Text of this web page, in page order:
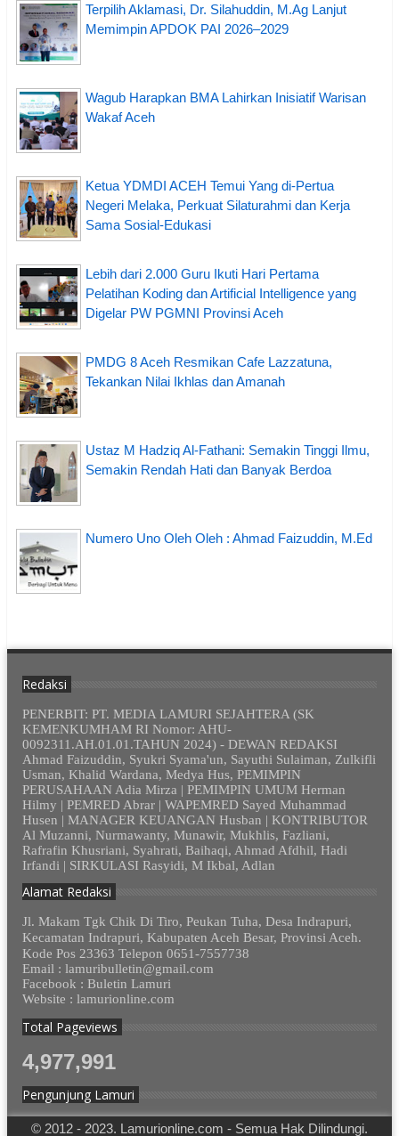
Terpilih Aklamasi, Dr. Silahuddin, M.Ag Lanjut
Memimpin APDOK PAI 2026–2029
Wagub Harapkan BMA Lahirkan Inisiatif Warisan
Wakaf Aceh
Ketua YDMDI ACEH Temui Yang di-Pertua
Negeri Melaka, Perkuat Silaturahmi dan Kerja
Sama Sosial-Edukasi
Lebih dari 2.000 Guru Ikuti Hari Pertama
Pelatihan Koding dan Artificial Intelligence yang
Digelar PW PGMNI Provinsi Aceh
PMDG 8 Aceh Resmikan Cafe Lazzatuna,
Tekankan Nilai Ikhlas dan Amanah
Ustaz M Hadziq Al-Fathani: Semakin Tinggi Ilmu,
Semakin Rendah Hati dan Banyak Berdoa
Numero Uno Oleh Oleh : Ahmad Faizuddin, M.Ed
Redaksi
PENERBIT: PT. MEDIA LAMURI SEJAHTERA (SK
KEMENKUMHAM RI Nomor: AHU-
0092311.AH.01.01.TAHUN 2024) - DEWAN REDAKSI
Ahmad Faizuddin, Syukri Syama'un, Sayuthi Sulaiman, Zulkifli
Usman, Khalid Wardana, Medya Hus, PEMIMPIN
PERUSAHAAN Adia Mirza | PEMIMPIN UMUM Herman
Hilmy | PEMRED Abrar | WAPEMRED Sayed Muhammad
Husen | MANAGER KEUANGAN Husban | KONTRIBUTOR
Al Muzanni, Nurmawanty, Munawir, Mukhlis, Fazliani,
Rafrafin Khusriani, Syahrati, Baihaqi, Ahmad Afdhil, Hadi
Irfandi | SIRKULASI Rasyidi, M Ikbal, Adlan
Alamat Redaksi
Jl. Makam Tgk Chik Di Tiro, Peukan Tuha, Desa Indrapuri,
Kecamatan Indrapuri, Kabupaten Aceh Besar, Provinsi Aceh.
Kode Pos 23363 Telepon 0651-7557738
Email : lamuribulletin@gmail.com
Facebook : Buletin Lamuri
Website : lamurionline.com
Total Pageviews
4,977,991
Pengunjung Lamuri
© 2012 - 2023. Lamurionline.com - Semua Hak Dilindungi.